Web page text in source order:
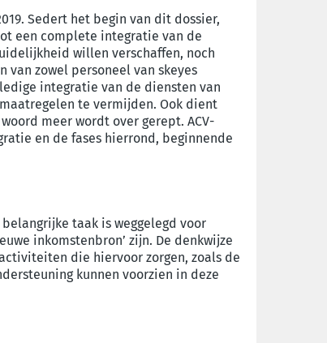
Sedert het begin van dit dossier,
een complete integratie van de
willen verschaffen, noch
zowel personeel van skeyes
integratie van de diensten van
te vermijden. Ook dient
meer wordt over gerept. ACV-
en de fases hierrond, beginnende
taak is weggelegd voor
inkomstenbron’ zijn. De denkwijze
die hiervoor zorgen, zoals de
kunnen voorzien in deze